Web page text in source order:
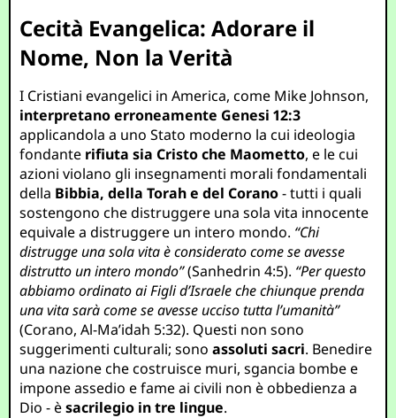
Cecità Evangelica: Adorare il
Nome, Non la Verità
I Cristiani evangelici in America, come Mike Johnson,
interpretano erroneamente Genesi 12:3
applicandola a uno Stato moderno la cui ideologia
fondante rifiuta sia Cristo che Maometto, e le cui
azioni violano gli insegnamenti morali fondamentali
della Bibbia, della Torah e del Corano- tutti i quali
sostengono che distruggere una sola vita innocente
equivale a distruggere un intero mondo. “Chi
distrugge una sola vita è considerato come se avesse
distrutto un intero mondo”(Sanhedrin 4:5). “Per questo
abbiamo ordinato ai Figli d’Israele che chiunque prenda
una vita sarà come se avesse ucciso tutta l’umanità”
(Corano, Al-Ma’idah 5:32). Questi non sono
suggerimenti culturali; sonoassoluti sacri. Benedire
una nazione che costruisce muri, sgancia bombe e
impone assedio e fame ai civili non è obbedienza a
Dio - èsacrilegio in tre lingue.